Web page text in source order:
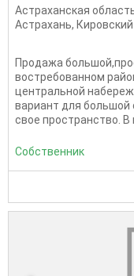
Астраханская
Астрахань,
Продажа
востребованном
центральной
вариант для большой
свое пространство. В
Собственник